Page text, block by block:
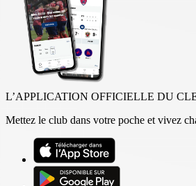
L’APPLICATION OFFICIELLE DU
Mettez le club dans votre poche et vivez